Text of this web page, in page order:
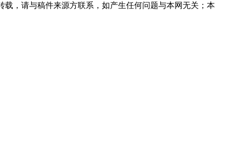
，请与稿件来源方联系，如产生任何问题与本网无关；本